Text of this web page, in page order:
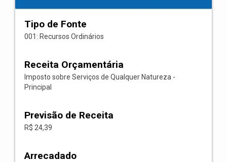
Tipo de Fonte
001: Recursos Ordinários
Receita Orçamentária
Imposto sobre Serviços de Qualquer Natureza -
Principal
Previsão de Receita
R$ 24,39
Arrecadado